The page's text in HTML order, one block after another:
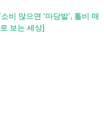
비 많으면 ‘마당발’, 톨비 매
보는 세상]